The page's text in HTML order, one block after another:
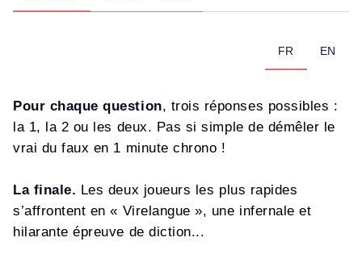
FR EN
Pour chaque question, trois réponses possibles :
la 1, la 2 ou les deux. Pas si simple de démêler le
vrai du faux en 1 minute chrono !
La finale. Les deux joueurs les plus rapides
s’affrontent en « Virelangue », une infernale et
hilarante épreuve de diction...